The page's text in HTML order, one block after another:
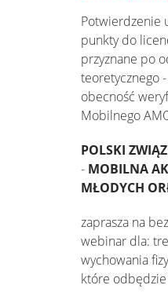
Potwierdzenie
punkty do
przyznane po
teoretycznego
obecność
Mobilnego
POLSKI
- MOBILNA
MŁODYCH
zaprasza na
webinar dla:
wychowania
które odbędzie